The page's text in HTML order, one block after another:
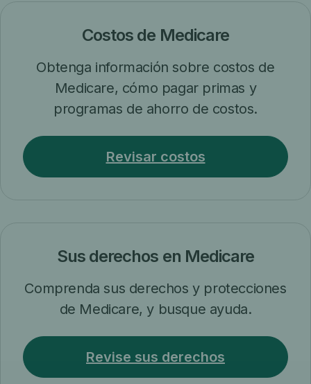
Costos de Medicare
Obtenga información sobre costos de
Medicare, cómo pagar primas y
programas de ahorro de costos.
Revisar costos
Sus derechos en Medicare
Comprenda sus derechos y protecciones
de Medicare, y busque ayuda.
Revise sus derechos